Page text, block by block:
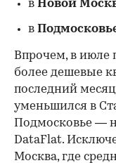
в Новой
в
Впрочем, в июле
более дешевые
последний
уменьшился в
Подмосковье —
DataFlat.
Москва, где